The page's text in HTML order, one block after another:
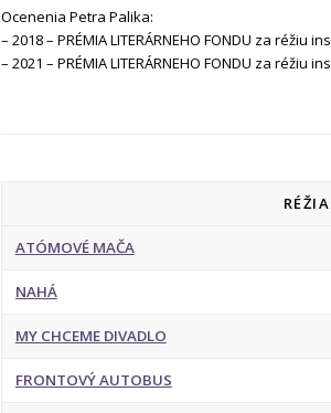
Ocenenia Petra Palika:
– 2018 – PRÉMIA LITERÁRNEHO FONDU za réžiu
– 2021 – PRÉMIA LITERÁRNEHO FONDU za réžiu
ATÓMOVÉ MAČA
NAHÁ
MY CHCEME DIVADLO
FRONTOVÝ AUTOBUS